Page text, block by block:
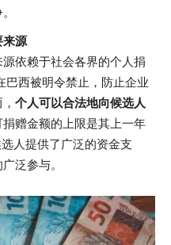
源
依赖于社会各界的个人捐
西被明令禁止，防止企业
个人可以合法地向候选人
捐赠金额的上限是其上一年
人提供了广泛的资金支
泛参与。